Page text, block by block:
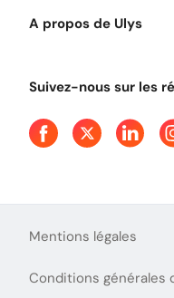
A propos de Ulys
Presse
Suivez-nous sur les
Mentions légales
Conditions générales